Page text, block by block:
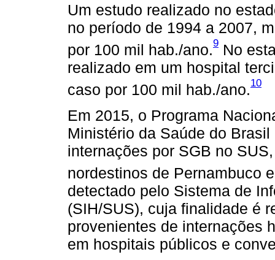
Um estudo realizado no
no período de 1994 a 2007,
por 100 mil hab./ano.9 No
realizado em um hospital
caso por 100 mil hab./ano.10
Em 2015, o Programa
Ministério da Saúde do
internações por SGB no
nordestinos de Pernambuco
detectado pelo Sistema de
(SIH/SUS), cuja finalidade é
provenientes de internações
em hospitais públicos e